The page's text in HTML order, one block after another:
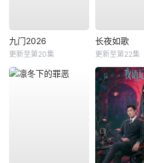
九门2026
更新至第20集
长夜如歌
更新至第22集